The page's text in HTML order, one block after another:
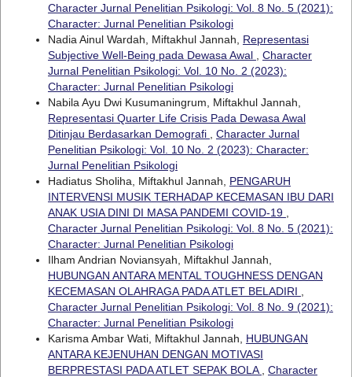
Character Jurnal Penelitian Psikologi: Vol. 8 No. 5 (2021):
Character: Jurnal Penelitian Psikologi
Nadia Ainul Wardah, Miftakhul Jannah, Representasi
Subjective Well-Being pada Dewasa Awal
Character
Jurnal Penelitian Psikologi: Vol. 10 No. 2 (2023):
Character: Jurnal Penelitian Psikologi
Nabila Ayu Dwi Kusumaningrum, Miftakhul Jannah,
Representasi Quarter Life Crisis Pada Dewasa Awal
Ditinjau Berdasarkan Demografi
Character Jurnal
Penelitian Psikologi: Vol. 10 No. 2 (2023): Character:
Jurnal Penelitian Psikologi
Hadiatus Sholiha, Miftakhul Jannah, PENGARUH
INTERVENSI MUSIK TERHADAP KECEMASAN IBU DARI
ANAK USIA DINI DI MASA PANDEMI COVID-19
Character Jurnal Penelitian Psikologi: Vol. 8 No. 5 (2021):
Character: Jurnal Penelitian Psikologi
Ilham Andrian Noviansyah, Miftakhul Jannah,
HUBUNGAN ANTARA MENTAL TOUGHNESS DENGAN
KECEMASAN OLAHRAGA PADA ATLET BELADIRI
Character Jurnal Penelitian Psikologi: Vol. 8 No. 9 (2021):
Character: Jurnal Penelitian Psikologi
Karisma Ambar Wati, Miftakhul Jannah, HUBUNGAN
ANTARA KEJENUHAN DENGAN MOTIVASI
BERPRESTASI PADA ATLET SEPAK BOLA
Character